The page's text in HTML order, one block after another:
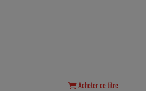
Acheter ce titre